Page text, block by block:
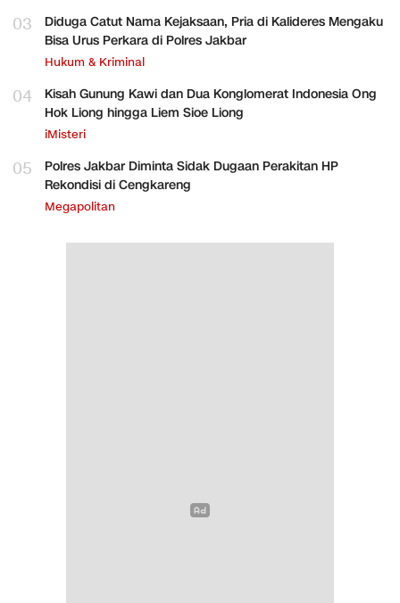
03
Diduga Catut Nama Kejaksaan, Pria di Kalideres Mengaku
Bisa Urus Perkara di Polres Jakbar
Hukum & Kriminal
04
Kisah Gunung Kawi dan Dua Konglomerat Indonesia Ong
Hok Liong hingga Liem Sioe Liong
iMisteri
05
Polres Jakbar Diminta Sidak Dugaan Perakitan HP
Rekondisi di Cengkareng
Megapolitan